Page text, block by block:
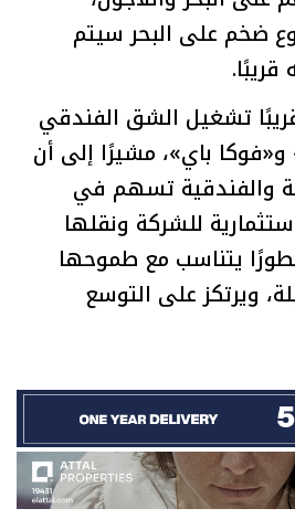
ضخم على البحر سيتم
تشغيل الشق الفندقي
باي»، مشيرًا إلى أن
والفندقية تسهم في
للشركة ونقلها
يتناسب مع طموحها
ويرتكز على التوسع